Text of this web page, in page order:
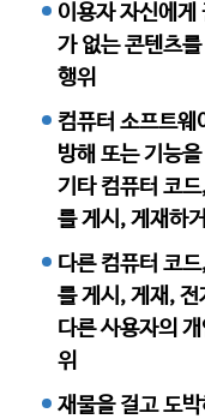
이용자 자신에
가 없는 콘텐츠
행위
컴퓨터 소프트웨
방해 또는 기능
기타 컴퓨터 코
를 게시, 게재하
다른 컴퓨터 코
를 게시, 게재,
다른 사용자의
위
재물을 걸고 도